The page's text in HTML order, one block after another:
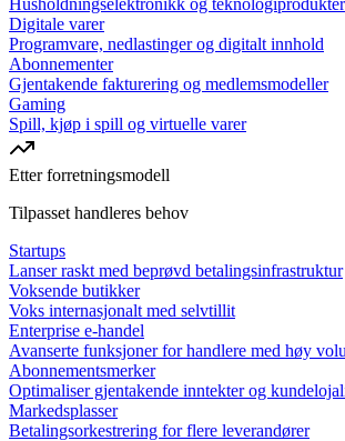
Husholdningselektronikk og teknologiprodukter
Digitale varer
Programvare, nedlastinger og digitalt innhold
Abonnementer
Gjentakende fakturering og medlemsmodeller
Gaming
Spill, kjøp i spill og virtuelle varer
Etter forretningsmodell
Tilpasset handleres behov
Startups
Lanser raskt med beprøvd betalingsinfrastruktur
Voksende butikker
Voks internasjonalt med selvtillit
Enterprise e-handel
Avanserte funksjoner for handlere med høy
Abonnementsmerker
Optimaliser gjentakende inntekter og
Markedsplasser
Betalingsorkestrering for flere leverandører